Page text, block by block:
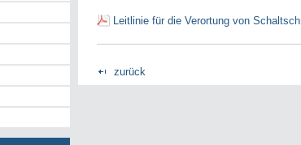
Leitlinie für die Verortung von
zurück